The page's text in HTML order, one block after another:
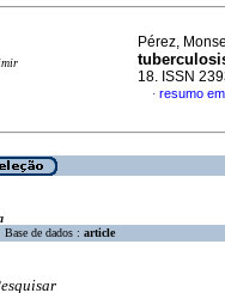
Pérez,
18. ISSN
· resumo
Base de dados : article